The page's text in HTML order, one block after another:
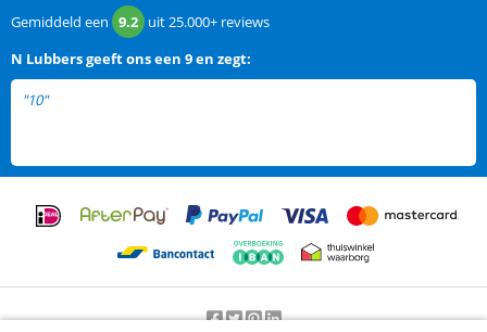
Gemiddeld een 9.2 uit25.000+ reviews
N Lubbersgeeft ons een 9 en zegt:
"10"